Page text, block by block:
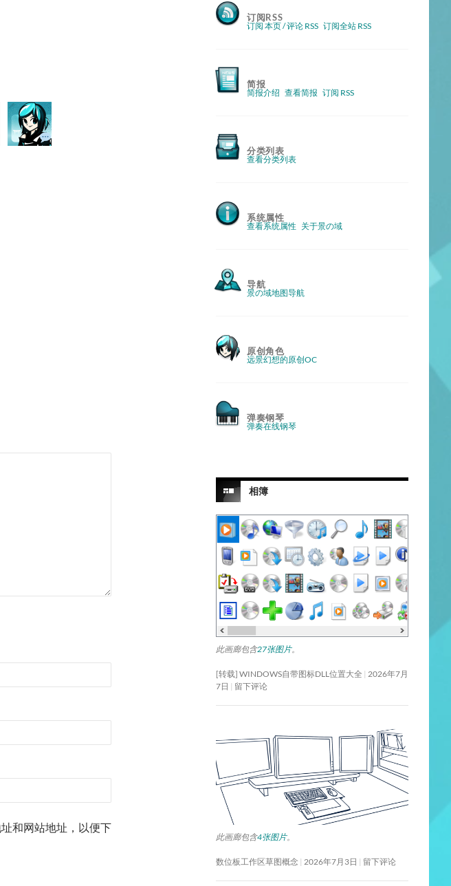
和网站地址，以便下
订阅RSS
订阅 本页 / 评论 RSS 订阅全站 RSS
简报
简报介绍 查看简报 订阅 RSS
分类列表
查看分类列表
系统属性
查看系统属性 关于景の域
导航
景の域地图导航
原创角色
远景幻想的原创OC
弹奏钢琴
弹奏在线钢琴
相簿
此画廊包含27张图片。
[转载] WINDOWS自带图标DLL位置大全 2026年7月
7日
留下评论
此画廊包含4张图片。
数位板工作区草图概念 2026年7月3日 留下评论